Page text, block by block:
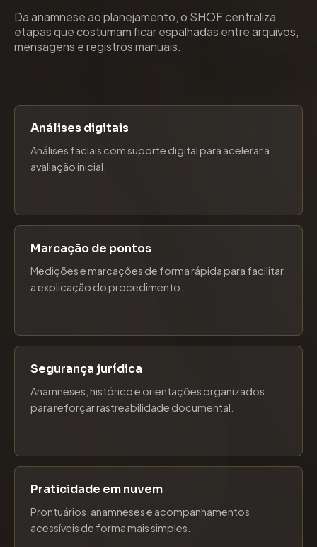
Da anamnese ao planejamento, o SHOF centraliza
etapas que costumam ficar espalhadas entre arquivos,
mensagens e registros manuais.
Análises digitais
Análises faciais com suporte digital para acelerar a
avaliação inicial.
Marcação de pontos
Medições e marcações de forma rápida para facilitar
a explicação do procedimento.
Segurança jurídica
Anamneses, histórico e orientações organizados
para reforçar rastreabilidade documental.
Praticidade em nuvem
Prontuários, anamneses e acompanhamentos
acessíveis de forma mais simples.